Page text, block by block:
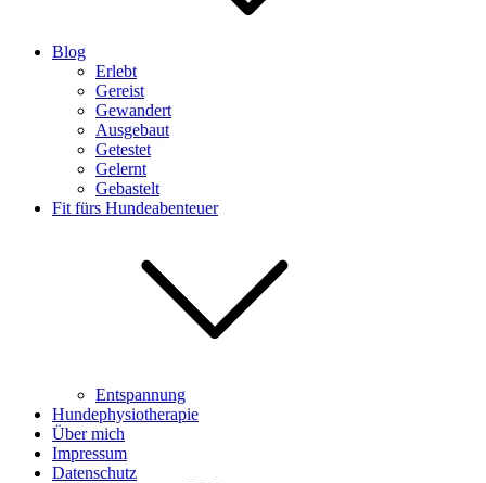
Blog
Erlebt
Gereist
Gewandert
Ausgebaut
Getestet
Gelernt
Gebastelt
Fit fürs Hundeabenteuer
Entspannung
Hundephysiotherapie
Über mich
Impressum
Datenschutz